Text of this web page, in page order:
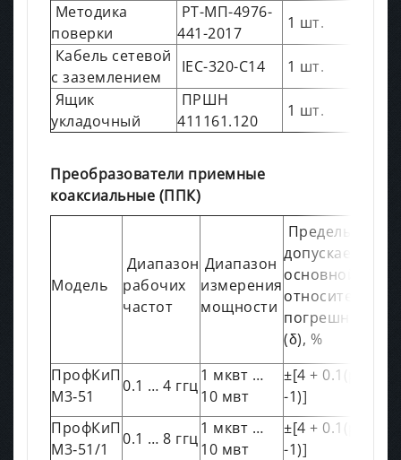
Методика
поверки
РТ-МП-4976-
441-2017
1 шт.
Кабель сетевой
с заземлением
IEC-320-C14
1 шт.
Ящик
укладочный
ПРШН
411161.120
1 шт.
Преобразователи приемные
коаксиальные (ППК)
Модель
Диапазон
рабочих
частот
Диапазон
измерения
мощности
Пределы
допускаемой
основной
относительной
погрешности
(δ), %
ПрофКиП
М3‑51
0.1 … 4 ггц
1 мквт …
10 мвт
±[4 + 0.1(рк/рх
-1)]
ПрофКиП
М3‑51/1
0.1 … 8 ггц
1 мквт …
10 мвт
±[4 + 0.1(рк/рх
-1)]